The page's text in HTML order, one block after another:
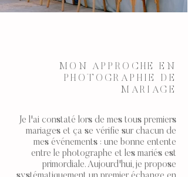
MON APPROCHE EN
PHOTOGRAPHIE DE
MARIAGE
Je l'ai constaté lors de mes tous premiers
mariages et ça se vérifie sur chacun de
mes événements : une bonne entente
entre le photographe et les mariés est
primordiale. Aujourd'hui, je propose